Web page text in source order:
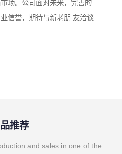
场。公司面对未来，完善的
信誉，期待与新老朋 友洽谈
推荐
and sales in one of the